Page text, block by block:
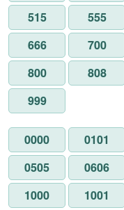
515
555
666
700
800
808
999
0000 0101
0505
0606
1000
1001